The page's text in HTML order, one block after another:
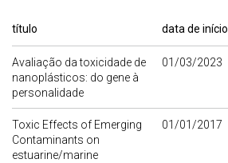
título data de início
Avaliação da toxicidade de
nanoplásticos: do gene à
personalidade
01/03/2023
Toxic Effects of Emerging
Contaminants on
estuarine/marine
01/01/2017